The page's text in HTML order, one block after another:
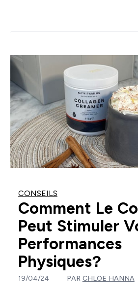
CONSEILS
Comment Le
Peut Stimuler
Performances
Physiques?
19/04/24 PAR CHLOE HANNA